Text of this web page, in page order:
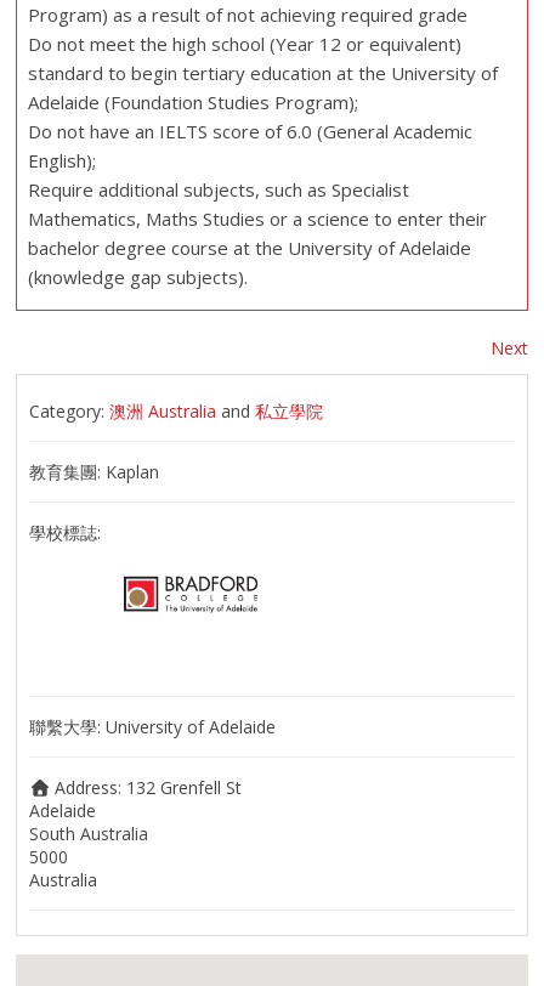
Program) as a result of not achieving required grade
Do not meet the high school (Year 12 or equivalent)
standard to begin tertiary education at the University of
Adelaide (Foundation Studies Program);
Do not have an IELTS score of 6.0 (General Academic
English);
Require additional subjects, such as Specialist
Mathematics, Maths Studies or a science to enter their
bachelor degree course at the University of Adelaide
(knowledge gap subjects).
Next
Category:澳洲 Australia and私立學院
教育集團: Kaplan
學校標誌:
聯繫大學:University of Adelaide
Address: 132 Grenfell St
Adelaide
South Australia
5000
Australia